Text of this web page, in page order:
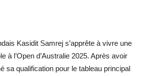
Kasidit Samrej s’apprête à vivre une
à l’Open d’Australie 2025. Après avoir
sa qualification pour le tableau principal